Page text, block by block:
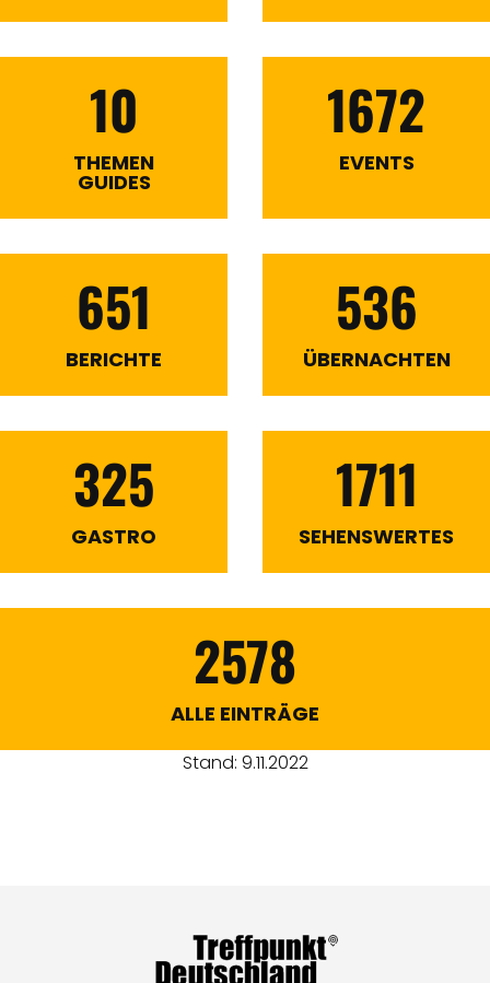
10
THEMEN
GUIDES
1672
EVENTS
651
BERICHTE
536
ÜBERNACHTEN
325
GASTRO
1711
SEHENSWERTES
2578
ALLE EINTRÄGE
Stand: 9.11.2022